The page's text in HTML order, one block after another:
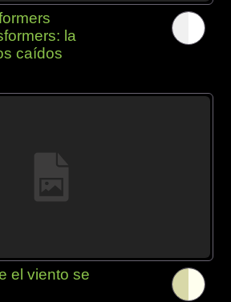
la
caídos
el viento se